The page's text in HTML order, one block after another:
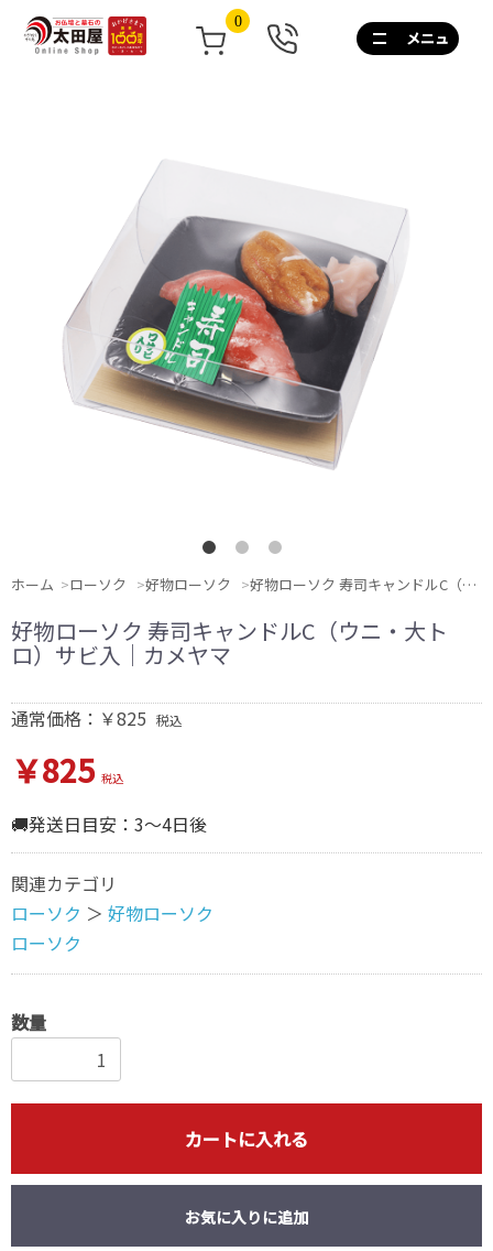
0
0120-
267-
土
日
祝
も
営
業
ホーム ローソク 好物ローソク 好物ローソク 寿司キャンドルC（ウニ・大トロ）サビ入｜カメヤマ
好物ローソク 寿司キャンドルC（ウニ・大ト
ロ）サビ入｜カメヤマ
通常価格：￥825 税込
￥825 税込
🚚発送日目安：3～4日後
関連カテゴリ
ローソク ＞ 好物ローソク
ローソク
数量
カートに入れる
お気に入りに追加